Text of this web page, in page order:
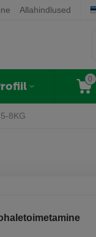
Allahindlused
0
8KG